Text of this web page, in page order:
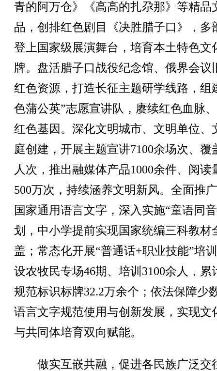
青的阿万仓》《高高的扎尕那》等精品
品，创排红色剧目《决胜腊子口》，多
登上国家级展演舞台，培育本土特色文
牌。盘活腊子口战役纪念馆、俄界会议
红色资源，打造长征主题研学线路，组
色蒲公英”志愿宣讲队，赓续红色血脉
红色基因。深化文明城市、文明单位、
庭创建，开展主题宣讲7100余场次、覆
人次，推出融媒体产品1000余件、阅读
500万次，持续涵养文明新风。全面推
国家通用语言文字，深入实施“童语同
划，中小学提前实现国家统编三科教材
盖；常态化开展“普通话+职业技能”培
设农牧民专场46期、培训3100余人，累
规范标识标牌32.2万余个；依法保障少
语言文字规范使用与创新发展，实现文
与共同体培育双向赋能。
做实互嵌共融，促进各民族广泛交